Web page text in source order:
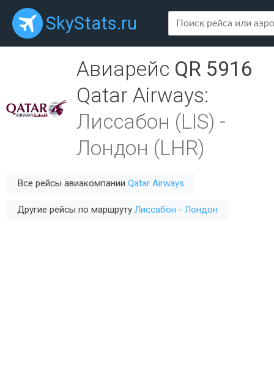
SkyStats.ru
Авиарейс QR 5916
Qatar Airways:
Лиссабон (LIS) -
Лондон (LHR)
Все рейсы авиакомпании Qatar Airways
Другие рейсы по маршруту Лиссабон - Лондон